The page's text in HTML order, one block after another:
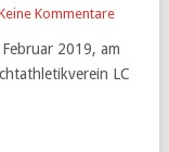
Kommentare
2019, am
LC